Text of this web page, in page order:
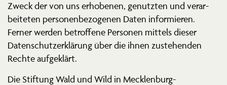
Zweck der von uns erhobenen, genutzten und verar­
bei­teten perso­nen­be­zo­genen Daten infor­mieren.
Ferner werden betroffene Personen mittels dieser
Daten­schutz­er­klärung über die ihnen zuste­henden
Rechte aufgeklärt.
Die Stiftung Wald und Wild in Mecklenburg-